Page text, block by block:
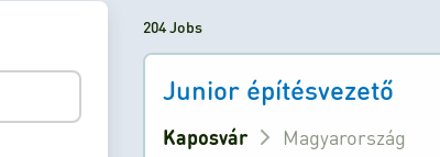
204 Jobs
Junior építésvezető
Kaposvár
Magyarország